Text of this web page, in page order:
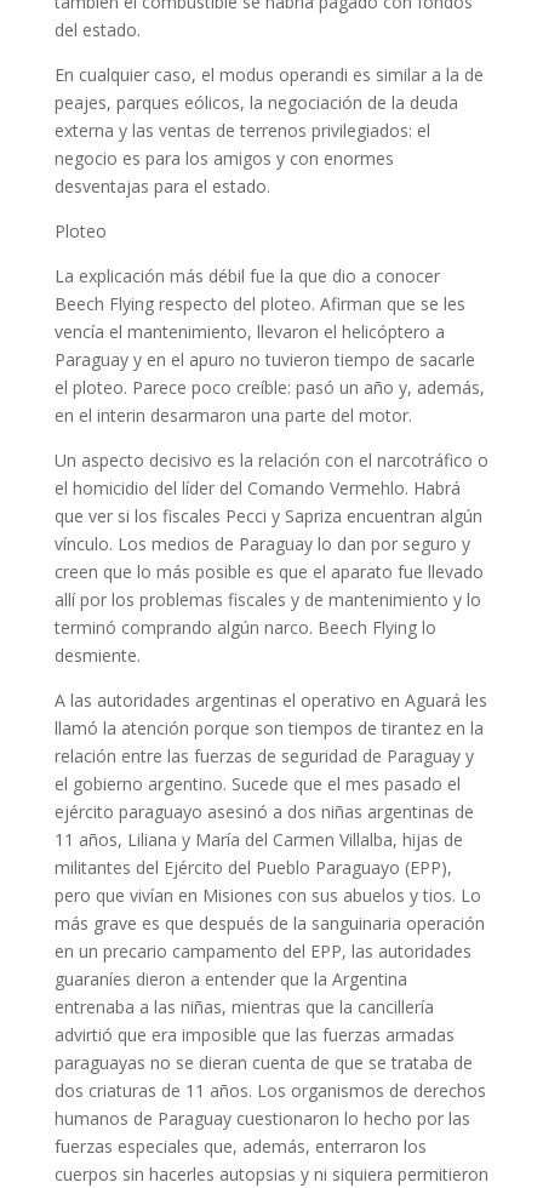
del estado.
En cualquier caso, el modus operandi es similar a la de
peajes, parques eólicos, la negociación de la deuda
externa y las ventas de terrenos privilegiados: el
negocio es para los amigos y con enormes
desventajas para el estado.
Ploteo
La explicación más débil fue la que dio a conocer
Beech Flying respecto del ploteo. Afirman que se les
vencía el mantenimiento, llevaron el helicóptero a
Paraguay y en el apuro no tuvieron tiempo de sacarle
el ploteo. Parece poco creíble: pasó un año y, además,
en el interin desarmaron una parte del motor.
Un aspecto decisivo es la relación con el narcotráfico o
el homicidio del líder del Comando Vermehlo. Habrá
que ver si los fiscales Pecci y Sapriza encuentran algún
vínculo. Los medios de Paraguay lo dan por seguro y
creen que lo más posible es que el aparato fue llevado
allí por los problemas fiscales y de mantenimiento y lo
terminó comprando algún narco. Beech Flying lo
desmiente.
A las autoridades argentinas el operativo en Aguará les
llamó la atención porque son tiempos de tirantez en la
relación entre las fuerzas de seguridad de Paraguay y
el gobierno argentino. Sucede que el mes pasado el
ejército paraguayo asesinó a dos niñas argentinas de
11 años, Liliana y María del Carmen Villalba, hijas de
militantes del Ejército del Pueblo Paraguayo (EPP),
pero que vivían en Misiones con sus abuelos y tios. Lo
más grave es que después de la sanguinaria operación
en un precario campamento del EPP, las autoridades
guaraníes dieron a entender que la Argentina
entrenaba a las niñas, mientras que la cancillería
advirtió que era imposible que las fuerzas armadas
paraguayas no se dieran cuenta de que se trataba de
dos criaturas de 11 años. Los organismos de derechos
humanos de Paraguay cuestionaron lo hecho por las
fuerzas especiales que, además, enterraron los
cuerpos sin hacerles autopsias y ni siquiera permitieron